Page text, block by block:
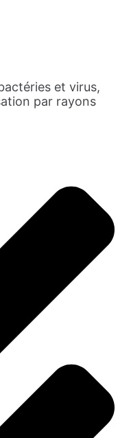
et virus,
par rayons